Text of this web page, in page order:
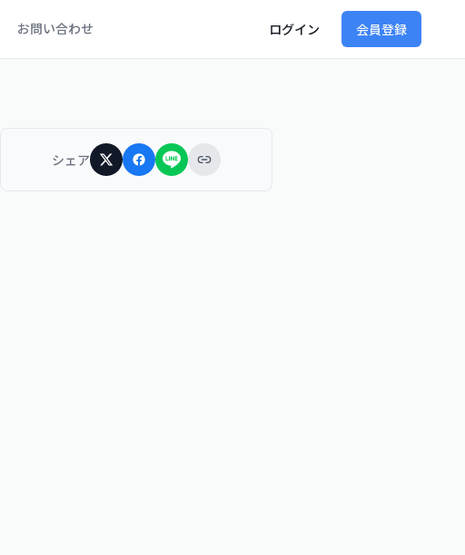
お問い合わせ ログイン 会員登録
シェア